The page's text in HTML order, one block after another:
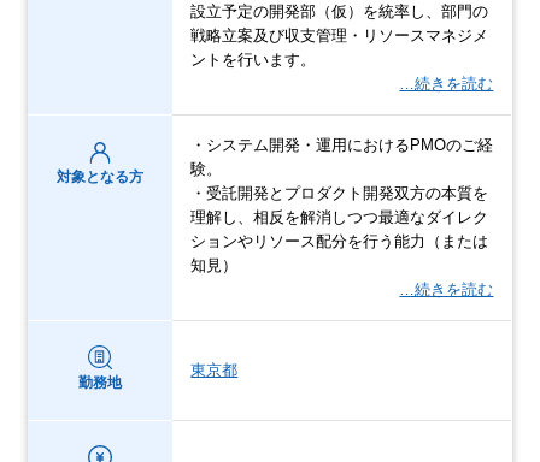
設立予定の開発部（仮）を統率し、部門の
戦略立案及び収支管理・リソースマネジメ
ントを行います。
…続きを読む
対象となる方
・システム開発・運用におけるPMOのご経
験。
・受託開発とプロダクト開発双方の本質を
理解し、相反を解消しつつ最適なダイレク
ションやリソース配分を行う能力（または
知見）
…続きを読む
勤務地
東京都